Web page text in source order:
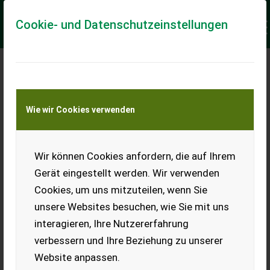
Cookie- und Datenschutzeinstellungen
Wie wir Cookies verwenden
Wir können Cookies anfordern, die auf Ihrem
Gerät eingestellt werden. Wir verwenden
Cookies, um uns mitzuteilen, wenn Sie
unsere Websites besuchen, wie Sie mit uns
interagieren, Ihre Nutzererfahrung
verbessern und Ihre Beziehung zu unserer
Website anpassen.
Meine Transportkostenanfrage
Transport von Land- und Baumaschinen –
KEINE Tiertransporte
Ladeort
Ort